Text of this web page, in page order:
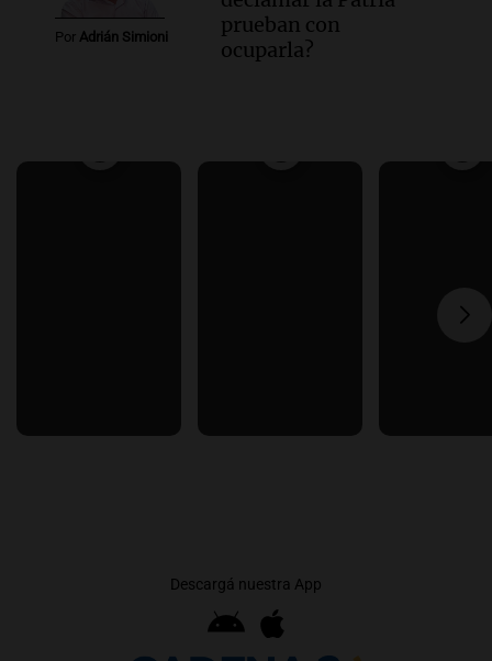
Por Adrián Simioni
prueban con
ocuparla?
Descargá nuestra App